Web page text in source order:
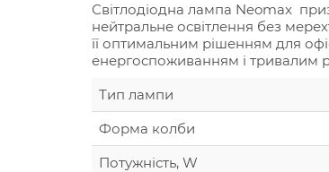
Світлодіодна лампа Neomax
нейтральне освітлення без
її оптимальним рішенням для
енергоспоживанням і тривалим
Тип лампи
Форма колби
Потужність, W